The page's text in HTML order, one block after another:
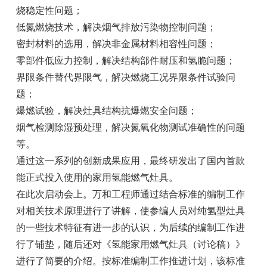
烧稳定性问题；
低氮燃烧技术，解决烟气排放污染物控制问题；
密封材料的选用，解决非金属材料相容性问题；
零部件低应力控制，解决结构部件耐压和氢脆问题；
界限条件替代界限气，解决燃烧工况界限条件试验问
题；
爆燃试验，解决灶具结构抗爆燃安全问题；
烟气检测除湿预处理，解决氮氧化物测试准确性的问题
等。
通过这一系列的创新成果应用，最终研发出了国内首款
能正式投入使用的家用氢能燃气灶具。
在此次启动会上。万和工程师通过结合标准的编制工作
对相关技术原理进行了讲解，使参编人员对纯氢型灶具
的一些技术特征有进一步的认识，为后续的编制工作进
行了铺垫，随后还对《氢能家用燃气灶具（讨论稿）》
进行了简要的介绍。按标准编制工作推进计划，该标准